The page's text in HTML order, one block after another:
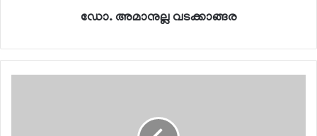
ഡോ. അമാനുല്ല വടക്കാങ്ങര